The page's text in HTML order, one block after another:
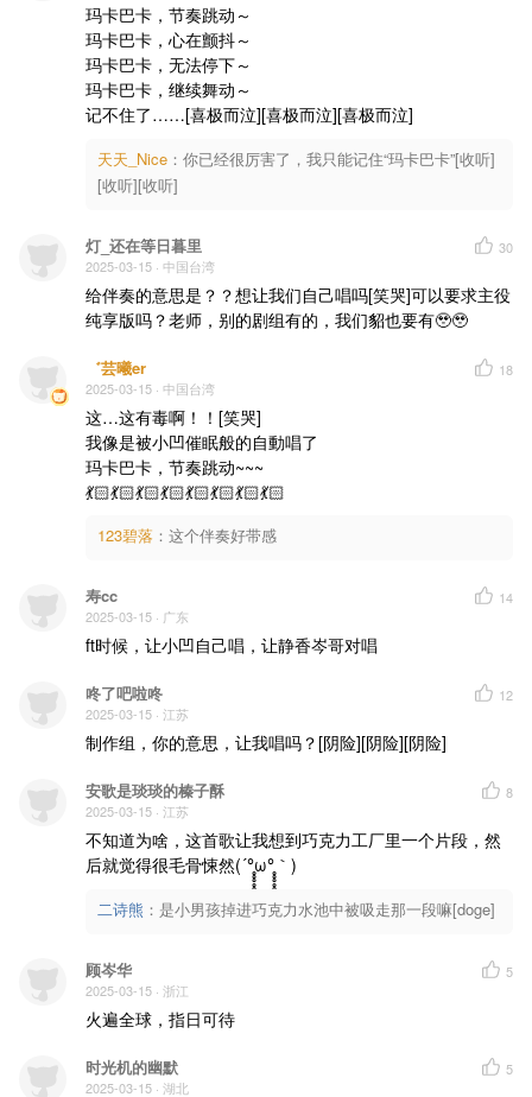
玛卡巴卡，节奏跳动～
玛卡巴卡，心在颤抖～
玛卡巴卡，无法停下～
​玛卡巴卡，继续舞动～
​记不住了……[喜极而泣][喜极而泣][喜极而泣]
天天_Nice ： 你已经很厉害了，我只能记住“玛卡巴卡”[收听]
[收听][收听]
灯_还在等日暮里
2025-03-15 · 中国台湾
30
给伴奏的意思是？？想让我们自己唱吗[笑哭]可以要求主役
纯享版吗？老师，别的剧组有的，我们貂也要有🥹🥹
゛芸曦er
2025-03-15 · 中国台湾
18
这…这有毒啊！！[笑哭]
我像是被小凹催眠般的自動唱了
玛卡巴卡，节奏跳动~~~
💃🏻💃🏻💃🏻💃🏻💃🏻💃🏻💃🏻💃🏻
123碧落 ： 这个伴奏好带感
寿cc
2025-03-15 · 广东
14
ft时候，让小凹自己唱，让静香岑哥对唱
咚了吧啦咚
2025-03-15 · 江苏
12
制作组，你的意思，让我唱吗？[阴险][阴险][阴险]
安歌是琰琰的榛子酥
2025-03-15 · 江苏
8
不知道为啥，这首歌让我想到巧克力工厂里一个片段，然
后就觉得很毛骨悚然(´°̥̥̥̥̥̥̥̥ω°̥̥̥̥̥̥̥̥｀)
二诗熊 ： 是小男孩掉进巧克力水池中被吸走那一段嘛[doge]
顾岑华
2025-03-15 · 浙江
5
火遍全球，指日可待
时光机的幽默
2025-03-15 · 湖北
5